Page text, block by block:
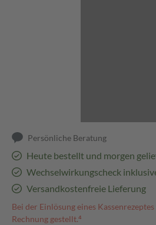
Persönliche Beratung
Heute bestellt und morgen
Wechselwirkungscheck
Versandkostenfreie Lieferung
Bei der Einlösung eines
Rechnung gestellt.⁴